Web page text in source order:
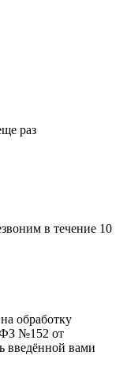
раз
в течение 10
обработку
ФЗ №152 от
введённой вами